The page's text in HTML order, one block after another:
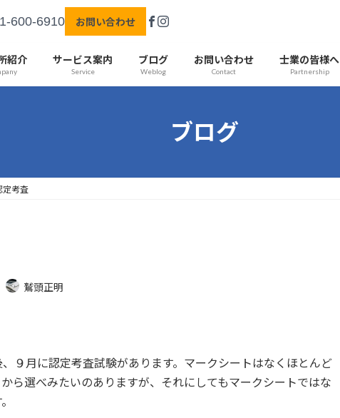
600-6910 お問い合わせ
紹介 サービス案内
Service
ブログ
Weblog
お問い合わせ
Contact
士業の皆様へ
Partnership
ブログ
定考査
鷲頭正明
９月に認定考査試験があります。マークシートはなくほとんど
ら選べみたいのありますが、それにしてもマークシートではな